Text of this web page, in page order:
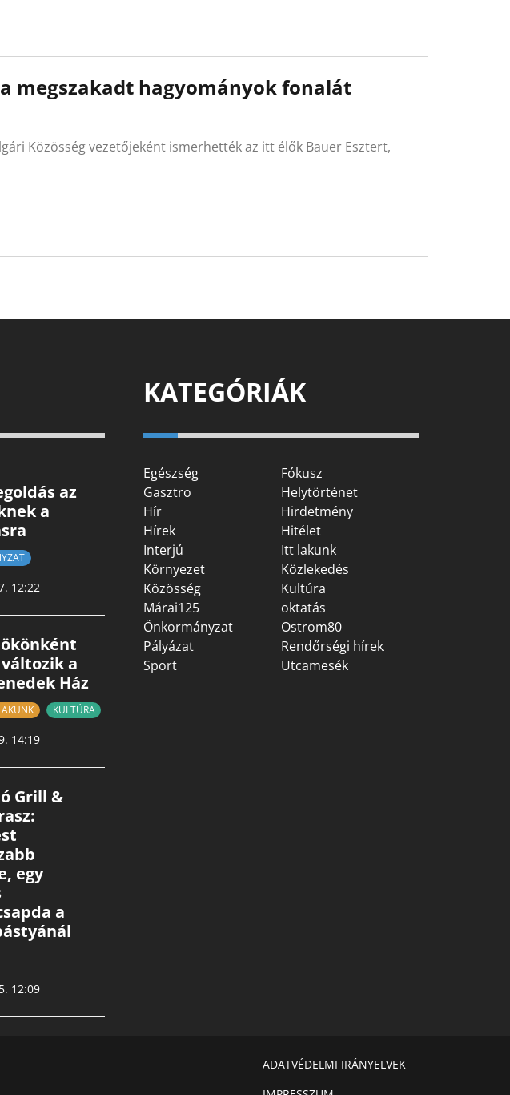
megszakadt hagyományok fonalát
Közösség vezetőjeként ismerhették az itt élők Bauer Esztert,
az
a
12:22
a
Ház
KULTÚRA
14:19
Grill &
egy
a
12:09
KATEGÓRIÁK
Egészség
Fókusz
Gasztro
Helytörténet
Hír
Hirdetmény
Hírek
Hitélet
Interjú
Itt lakunk
Környezet
Közlekedés
Közösség
Kultúra
Márai125
oktatás
Önkormányzat
Ostrom80
Pályázat
Rendőrségi hírek
Sport
Utcamesék
ADATVÉDELMI IRÁNYELVEK